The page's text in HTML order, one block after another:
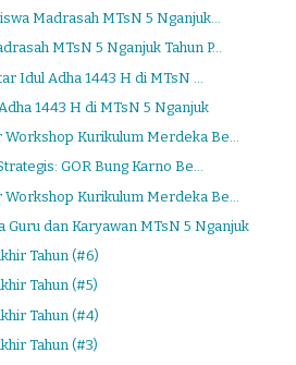
Madrasah MTsN 5 Nganjuk...
MTsN 5 Nganjuk Tahun P...
Idul Adha 1443 H di MTsN ...
1443 H di MTsN 5 Nganjuk
Workshop Kurikulum Merdeka Be...
GOR Bung Karno Be...
Kurikulum Merdeka Be...
Guru dan Karyawan MTsN 5 Nganjuk
Tahun (#6)
Tahun (#5)
Tahun (#4)
Tahun (#3)